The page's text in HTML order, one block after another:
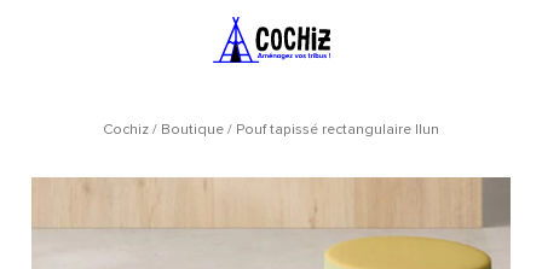
Cochiz/ Boutique/ Pouf tapissé rectangulaire Ilun